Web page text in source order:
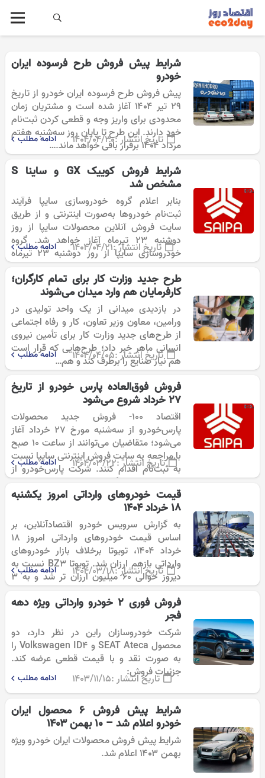
شرایط پیش فروش طرح فرسوده ایران
خودرو
پیش فروش طرح فرسوده ایران خودرو از تاریخ
۲۹ تیر ۱۴۰۴ آغاز شده است و مشتریان زمان
محدودی برای واریز وجه و قطعی کردن ثبت‌نام
خود دارند. این طرح تا پایان روز سه‌شنبه هفتم
مرداد ۱۴۰۴ برقرار باقی خواهد ماند.…تاریخ انتشار :۱۴۰۴/۰۴/۳۰ ادامه مطلب
مشخص شد
بنابر اعلام گروه خودروسازی سایپا فرآیند
ثبت‌نام خودروها به‌صورت اینترنتی و از طریق
سایت فروش آنلاین محصولات سایپا از روز
دوشنبه ۲۳ تیرماه آغاز خواهد شد. گروه
خودروسازی سایپا از روز دوشنبه ۲۳ تیرماه
۱۴۰۴، مرحله جدیدی از شرایط فروش…
تاریخ انتشار :۱۴۰۴/۰۴/۲۱ ادامه مطلب
طرح جدید وزارت کار برای تمام کارگران؛
کارفرمایان هم وارد میدان می‌شوند
در بازدیدی میدانی از یک واحد تولیدی در
ورامین، معاون وزیر تعاون، کار و رفاه اجتماعی
از طرح‌های جدید وزارت کار برای تأمین نیروی
انسانی ماهر خبر داد؛ طرح‌هایی که قرار است
هم نیاز صنایع را برطرف کند و هم…
تاریخ انتشار :۱۴۰۴/۰۴/۰۵ ادامه مطلب
فروش فوق‌العاده پارس خودرو از تاریخ
27 خرداد شروع می‌شود
اقتصاد 100- فروش جدید محصولات
پارس‌خودرو از سه‌شنبه مورخ ۲۷ خرداد آغاز
می‌شود؛ متقاضیان می‌توانند از ساعت ۱۰ صبح
با مراجعه به سایت فروش اینترنتی سایپا نسبت
به ثبت‌نام اقدام کنند. شرکت پارس‌خودرو از
زیرمجموعه‌های گروه خودروسازی سایپا، با
هدف…
تاریخ انتشار :۱۴۰۴/۰۳/۲۲ ادامه مطلب
قیمت خودروهای وارداتی امروز ‌یکشنبه
۱۸ خرداد ۱۴۰۴
به گزارش سرویس خودرو اقتصادآنلاین، بر
اساس قیمت خودروهای وارداتی امروز ۱۸
خرداد ۱۴۰۴، تویوتا برخلاف بازار خودروهای
وارداتی بازهم ارزان شد. تویوتا BZ3 نسبت به
دیروز حوالی ۶۰ میلیون ارزان تر شد و به ۳
میلیارد و ۹۰۰ میلیون…
تاریخ انتشار :۱۴۰۴/۰۳/۱۸ ادامه مطلب
فروش فوری ۲ خودرو وارداتی ویژه دهه
فجر
شرکت خودروسازان راین در نظر دارد، دو
محصول SEAT Ateca و Volkswagen ID4 را
به صورت نقد و با قیمت قطعی عرضه کند.
جزئیات فروش:
تاریخ انتشار :۱۴۰۳/۱۱/۱۵ ادامه مطلب
شرایط پیش فروش ۶ محصول ایران
خودرو اعلام شد – ۱۰ بهمن ۱۴۰۳
شرایط پیش فروش محصولات ایران خودرو ویژه
بهمن ۱۴۰۳ اعلام شد.